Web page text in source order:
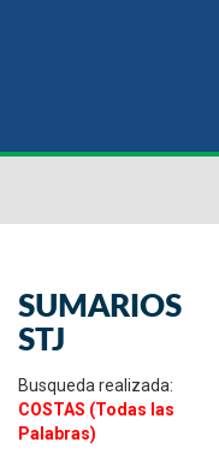
SUMARIOS
STJ
Busqueda realizada:
COSTAS (Todas las
Palabras)